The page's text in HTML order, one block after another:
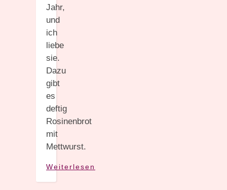
Jahr,
und
ich
liebe
sie.
Dazu
gibt
es
deftig
Rosinenbrot
mit
Mettwurst.
Weiterlesen